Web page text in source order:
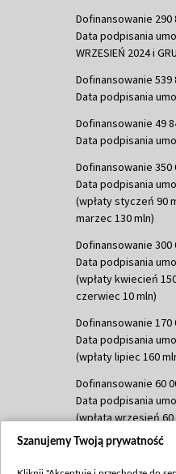
Dofinansowanie 290
Data podpisania
WRZESIEŃ 2024 i
Dofinansowanie 539
Data podpisania
Dofinansowanie 49
Data podpisania
Dofinansowanie 350
Data podpisania
(wpłaty styczeń 90
marzec 130 mln)
Dofinansowanie 300
Data podpisania
(wpłaty kwiecień
czerwiec 10 mln)
Dofinansowanie 170
Data podpisania
(wpłaty lipiec 160
Dofinansowanie 60
Data podpisania
(wpłata wrzesień 60
Dofinansowanie 635
Szanujemy Twoją prywatność